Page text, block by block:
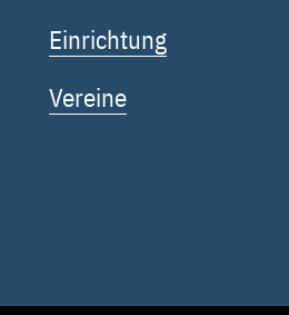
Einrichtung
Vereine